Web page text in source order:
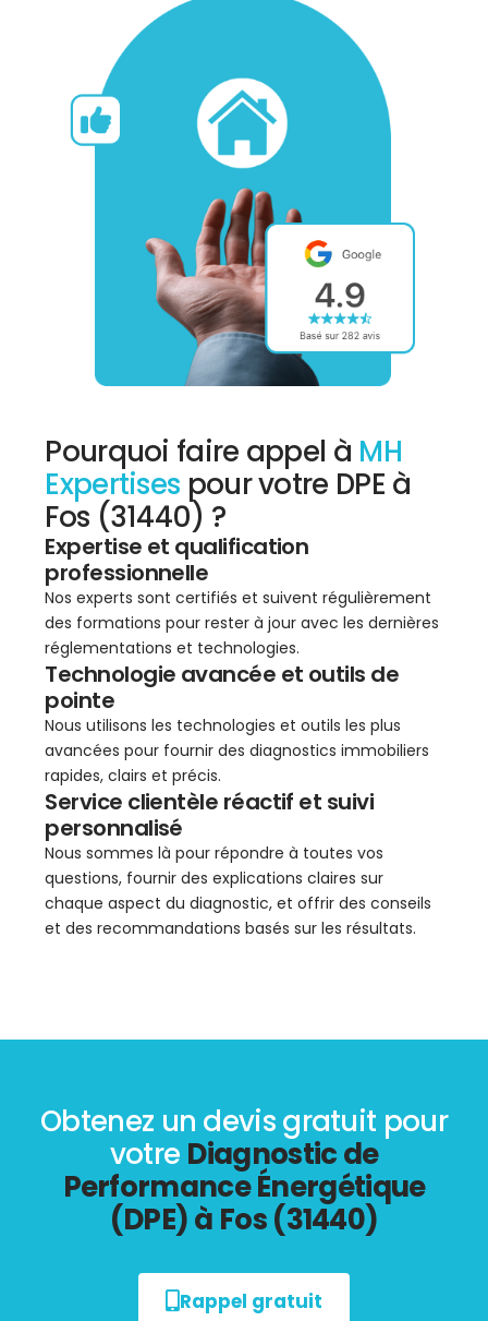
Pourquoi faire appel à MH
Expertises pour votre DPE à
Fos (31440) ?
Expertise et qualification
professionnelle
Nos experts sont certifiés et suivent régulièrement
des formations pour rester à jour avec les dernières
réglementations et technologies.
Technologie avancée et outils de
pointe
Nous utilisons les technologies et outils les plus
avancées pour fournir des diagnostics immobiliers
rapides, clairs et précis.
Service clientèle réactif et suivi
personnalisé
Nous sommes là pour répondre à toutes vos
questions, fournir des explications claires sur
chaque aspect du diagnostic, et offrir des conseils
et des recommandations basés sur les résultats.
Obtenez un devis gratuit pour
votre Diagnostic de
Performance Énergétique
(DPE) à Fos (31440)
Rappel gratuit